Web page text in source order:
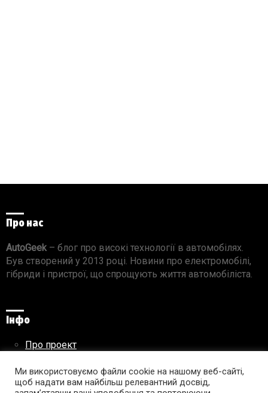
Про нас
AutoGeek– блог про високі технології в автомобілях.
Був створений у 2013 році. Новини про електромобілі,
гібриди і пристрої, що спрощують життя автомобіліста.
Інфо
Про проект
Правила використання матеріалів
Ми використовуємо файли cookie на нашому веб-сайті,
щоб надати вам найбільш релевантний досвід,